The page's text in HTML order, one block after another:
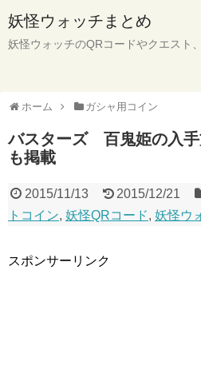
妖怪ウォッチまとめ
妖怪ウォッチのQRコードやクエスト
ホーム ガシャ用コイン
バスターズ 百鬼姫の入
も掲載
2015/11/13 2015/12/21
トコイン, 妖怪QRコード, 妖怪ウ
スポンサーリンク